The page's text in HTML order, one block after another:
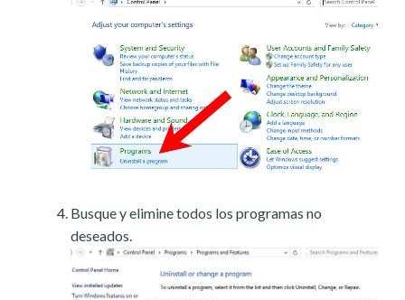
Busque y elimine todos los programas no
deseados.